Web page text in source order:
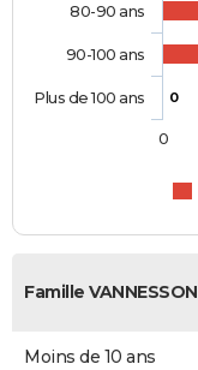
0
80-90 ans
90-100 ans
Plus de 100 ans
0
Famille VANNESSON
Moins de 10 ans